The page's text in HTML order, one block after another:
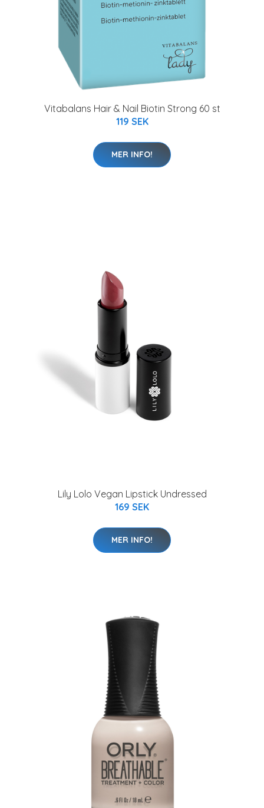
Vitabalans Hair & Nail Biotin Strong 60 st
119 SEK
MER INFO!
Lily Lolo Vegan Lipstick Undressed
169 SEK
MER INFO!